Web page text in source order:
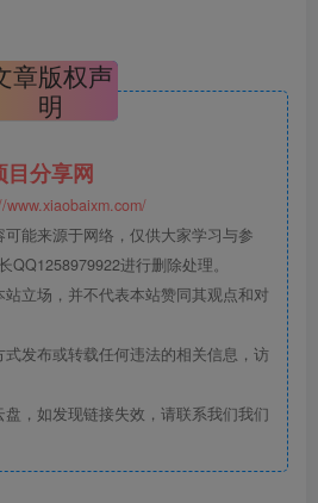
章版权声
明
目分享网
www.xiaobaixm.com/
能来源于网络，仅供大家学习与参
进行删除处理。
立场，并不代表本站赞同其观点和对
发布或转载任何违法的相关信息，访
，如发现链接失效，请联系我们我们